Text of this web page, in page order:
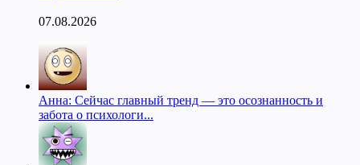
07.08.2026
Анна: Сейчас главный тренд — это осознанность и
забота о психологи...